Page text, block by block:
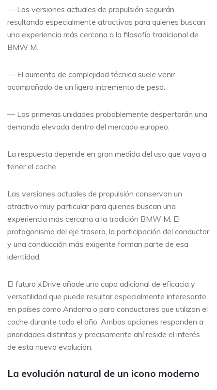
— Las versiones actuales de propulsión seguirán
resultando especialmente atractivas para quienes buscan
una experiencia más cercana a la filosofía tradicional de
BMW M.
— El aumento de complejidad técnica suele venir
acompañado de un ligero incremento de peso.
— Las primeras unidades probablemente despertarán una
demanda elevada dentro del mercado europeo.
La respuesta depende en gran medida del uso que vaya a
tener el coche.
Las versiones actuales de propulsión conservan un
atractivo muy particular para quienes buscan una
experiencia más cercana a la tradición BMW M. El
protagonismo del eje trasero, la participación del conductor
y una conducción más exigente forman parte de esa
identidad.
El futuro xDrive añade una capa adicional de eficacia y
versatilidad que puede resultar especialmente interesante
en países como Andorra o para conductores que utilizan el
coche durante todo el año. Ambas opciones responden a
prioridades distintas y precisamente ahí reside el interés
de esta nueva evolución.
La evolución natural de un icono moderno